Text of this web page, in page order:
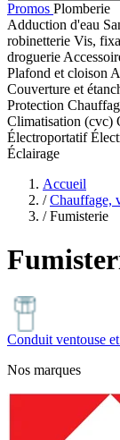
Promos Plomberie
Adduction d'eau
robinetterie Vis,
droguerie
Plafond et cloison
Couverture et
Protection
Climatisation (cvc)
Électroportatif
Éclairage
Accueil
/ Chauffage,
/ Fumisterie
Conduit ventouse
Nos marques